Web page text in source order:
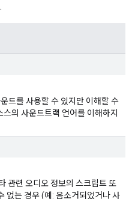
드를 사용할 수 있지만 이해할 수
의 사운드트랙 언어를 이해하지
관련 오디오 정보의 스크립트 또
없는 경우 (예: 음소거되었거나 사